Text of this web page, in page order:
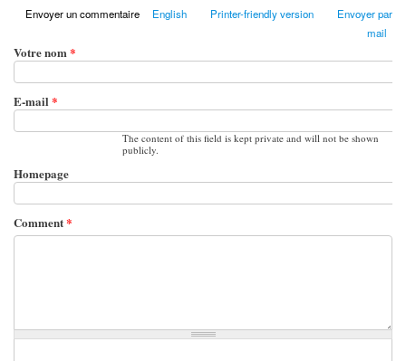
Envoyer un commentaire English Printer-friendly version
Envoyer par
mail
Votre nom*
E-mail *
The content of this field is kept private and will not be shown
publicly.
Homepage
Comment*